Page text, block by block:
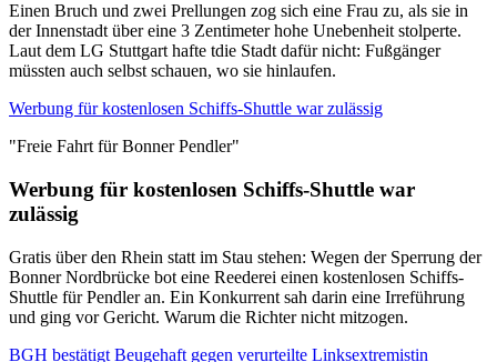
Einen Bruch und zwei Prellungen zog sich eine Frau zu, als sie in
der Innenstadt über eine 3 Zentimeter hohe Unebenheit stolperte.
Laut dem LG Stuttgart hafte tdie Stadt dafür nicht: Fußgänger
müssten auch selbst schauen, wo sie hinlaufen.
Werbung für kostenlosen Schiffs-Shuttle war zulässig
"Freie Fahrt für Bonner Pendler"
Werbung für kostenlosen Schiffs-Shuttle war
zulässig
Gratis über den Rhein statt im Stau stehen: Wegen der Sperrung der
Bonner Nordbrücke bot eine Reederei einen kostenlosen Schiffs-
Shuttle für Pendler an. Ein Konkurrent sah darin eine Irreführung
und ging vor Gericht. Warum die Richter nicht mitzogen.
BGH bestätigt Beugehaft gegen verurteilte Linksextremistin